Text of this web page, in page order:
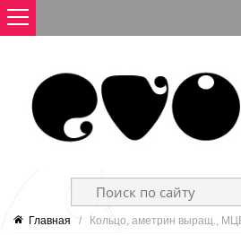
Главная /   Кольцо, аметрин выращ.,